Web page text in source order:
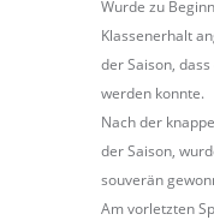
Wurde zu
Klassenerhalt
der Saison,
werden konnte.
Nach der
der Saison,
souverän
Am vorletzten